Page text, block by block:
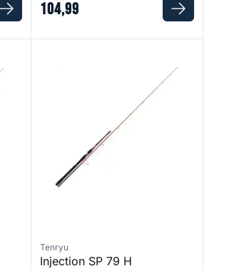
104,99
Tenryu
Injection SP 79 H